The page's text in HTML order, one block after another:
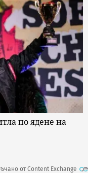
по ядене на
от Content Exchange